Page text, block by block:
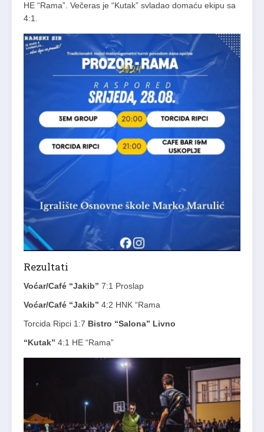
HE “Rama”. Večeras je “Kutak” svladao domaću ekipu sa
4:1.
Rezultati
Voćar/Café “Jakib” 7:1 Proslap
Voćar/Café “Jakib” 4:2 HNK “Rama
Torcida Ripci 1:7 Bistro “Salona” Livno
“Kutak” 4:1 HE “Rama”